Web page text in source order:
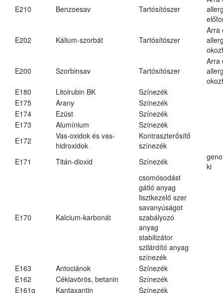
E210 Benzoesav Tartósítószer
E202 Kálium-szorbát Tartósítószer
Arra
E200 Szorbinsav Tartósítószer
Arra
E180
Litolrubin BK
Színezék
E175
Arany
Színezék
E174
Ezüst
Színezék
E173
Alumínium
Színezék
E172
Vas-oxidok és vas-
hidroxidok
Kontraszterősítő
színezék
E171
Titán-dioxid Színezék
ki
E170 Kalcium-karbonát
csomósodást
gátló anyag
lisztkezelő szer
savanyúságot
szabályozó
anyag
stabilizátor
szilárdító anyag
színezék
E163
Antociánok
Színezék
E162
Céklavörös, betanin
Színezék
E161g
Kantaxantin Színezék